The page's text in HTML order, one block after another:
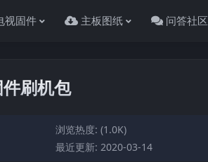
视固件 主板图纸 问答社区
刷机包
浏览热度: (1.0K)
最近更新: 2020-03-14